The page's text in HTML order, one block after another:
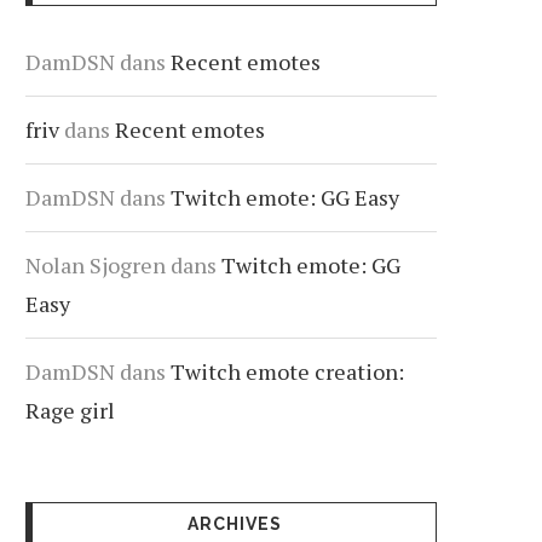
DamDSN dans Recent emotes
frivdans Recent emotes
DamDSN dans Twitch emote: GG Easy
Nolan Sjogren dans Twitch emote: GG
Easy
DamDSN dans Twitch emote creation:
Rage girl
ARCHIVES